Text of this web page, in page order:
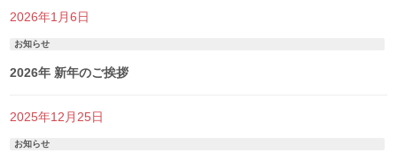
2026年1月6日
お知らせ
2026年 新年のご挨拶
2025年12月25日
お知らせ